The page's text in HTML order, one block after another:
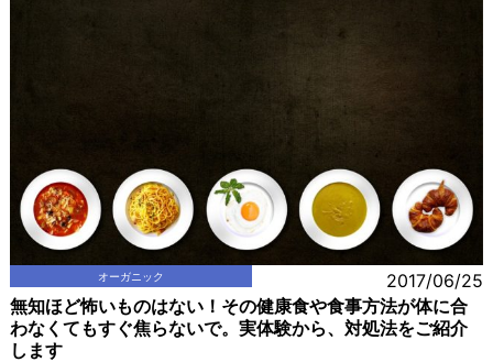
オーガニック 2017/06/25
無知ほど怖いものはない！その健康食や食事方法が体に合
わなくてもすぐ焦らないで。実体験から、対処法をご紹介
します